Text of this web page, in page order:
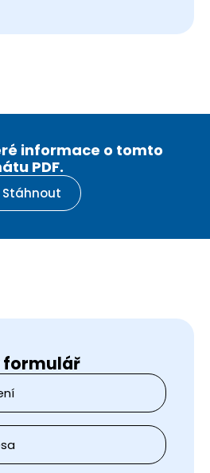
informace o tomto
PDF.
Stáhnout
formulář